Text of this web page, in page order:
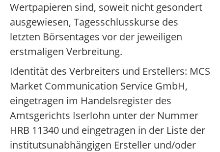
Wertpapieren sind, soweit nicht gesondert
ausgewiesen, Tagesschlusskurse des
letzten Börsentages vor der jeweiligen
erstmaligen Verbreitung.
Identität des Verbreiters und Erstellers: MCS
Market Communication Service GmbH,
eingetragen im Handelsregister des
Amtsgerichts Iserlohn unter der Nummer
HRB 11340 und eingetragen in der Liste der
institutsunabhängigen Ersteller und/oder